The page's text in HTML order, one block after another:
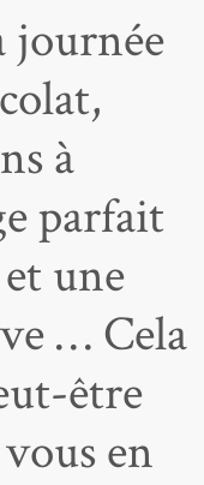
journée
à
parfait
une
… Cela
être
en